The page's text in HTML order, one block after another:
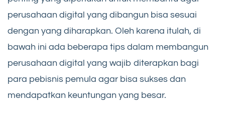
perusahaan digital yang dibangun bisa sesuai
dengan yang diharapkan. Oleh karena itulah, di
bawah ini ada beberapa tips dalam membangun
perusahaan digital yang wajib diterapkan bagi
para pebisnis pemula agar bisa sukses dan
mendapatkan keuntungan yang besar.